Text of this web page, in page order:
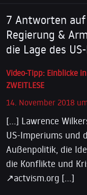
7 Antworten auf
Regierung &
die Lage des
Video-Tipp: Einblicke
ZWEITLESE
14. November 2018
[…] Lawrence
US-Imperiums und
Außenpolitik, die
die Konflikte und
↗actvism.org […]